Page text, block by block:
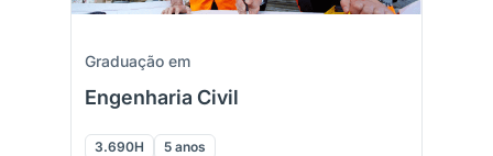
Graduação em
Engenharia Civil
3.690H 5 anos